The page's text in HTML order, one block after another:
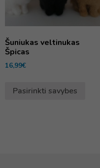
Šuniukas veltinukas
Špicas
16,99€
Pasirinkti savybes